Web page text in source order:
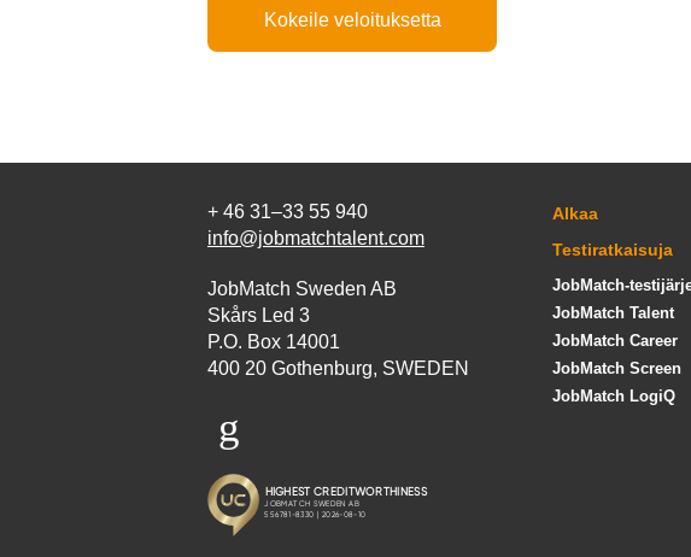
Kokeile veloituksetta
+ 46 31–33 55 940
info@jobmatchtalent.com
JobMatch Sweden AB
Skårs Led 3
P.O. Box 14001
400 20 Gothenburg, SWEDEN
Alkaa
Testiratkaisuja
JobMatch-
JobMatch Talent
JobMatch Career
JobMatch Screen
JobMatch LogiQ